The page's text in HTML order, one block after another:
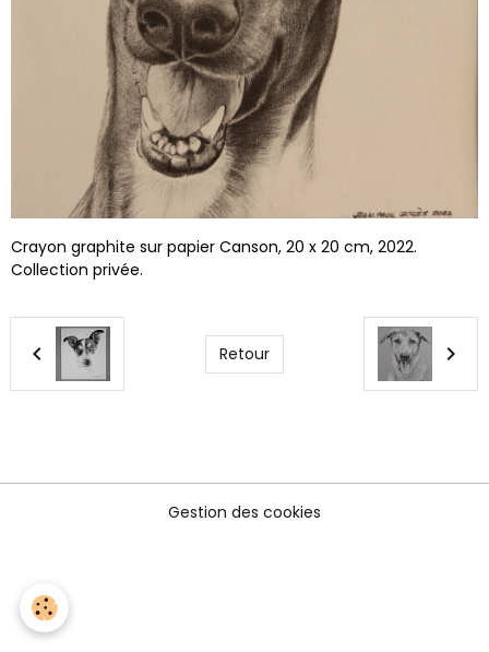
Crayon graphite sur papier Canson, 20 x 20 cm, 2022.
Collection privée.
Retour
Gestion des cookies